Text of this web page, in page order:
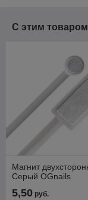
С этим
Магнит
Серый OGnails
5,50 руб.